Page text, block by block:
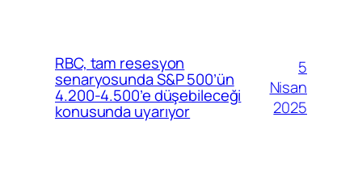
RBC, tam resesyon
senaryosunda S&P 500’ün
4.200-4.500’e düşebileceği
konusunda uyarıyor
5
Nisan
2025